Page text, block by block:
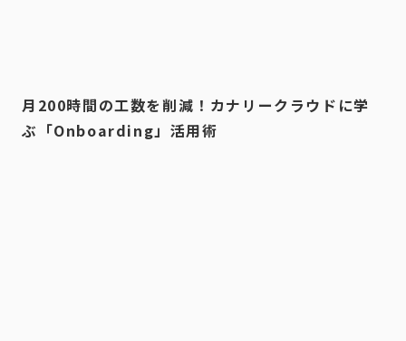
月200時間の工数を削減！カナリークラウドに学
ぶ「Onboarding」活用術